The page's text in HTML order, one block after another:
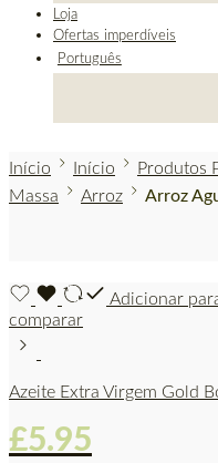
Loja
Ofertas imperdíveis
Português
Início Início Produtos
Massa
Arroz Arroz
Adicionar
comparar
Azeite Extra Virgem Gold
£5.95